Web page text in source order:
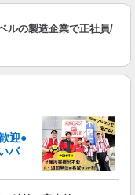
ルの製造企業で正社員/
迎●
バ